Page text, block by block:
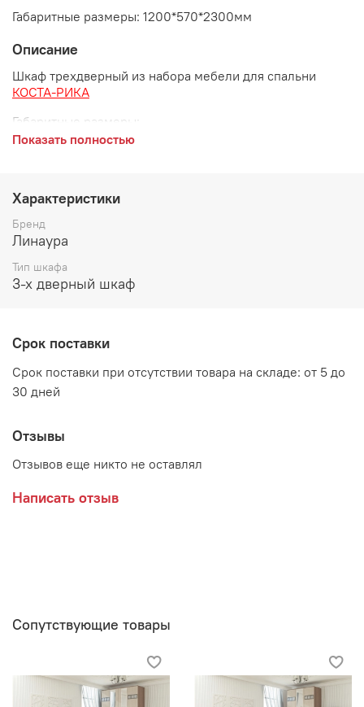
Габаритные размеры: 1200*570*2300мм
Описание
Шкаф трехдверный из набора мебели для спальни
КОСТА-РИКА
Габаритные размеры:
высота 2300 мм
Цвет:
Ясень шимо комбинированный
Анкор светлый
За левой и правой распашными дверями расположены
отделения с пятью полками;
под зеркальными дверями расположено два
отделение с верхней полкой, штангой для вещей
Материал:
специальной технологии
Производитель:
Показать полностью
Характеристики
Бренд
Линаура
Тип шкафа
3-х дверный шкаф
Срок поставки
Срок поставки при отсутствии товара на складе: от 5 до
30 дней
Отзывы
Отзывов еще никто не оставлял
Написать отзыв
Сопутствующие товары